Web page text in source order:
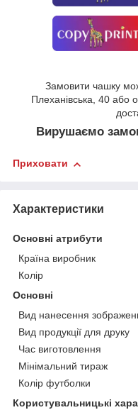
Замовити чашку
Плеханівська, 40 або
Вирушаємо
Приховати
Характеристики
Основні атрибути
Країна виробник
Колір
Основні
Вид нанесення
Вид продукції для друку
Час виготовлення
Мінімальний тираж
Колір футболки
Користувальницькі